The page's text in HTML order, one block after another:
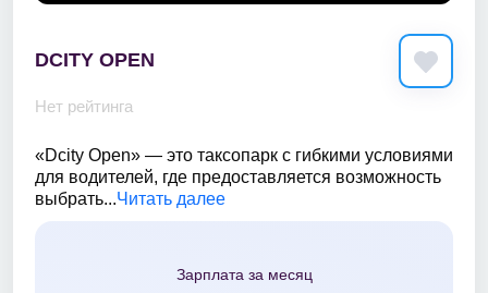
DCITY OPEN
Нет рейтинга
«Dcity Open» — это таксопарк с гибкими условиями
для водителей, где предоставляется возможность
выбрать...Читать далее
Зарплата за месяц